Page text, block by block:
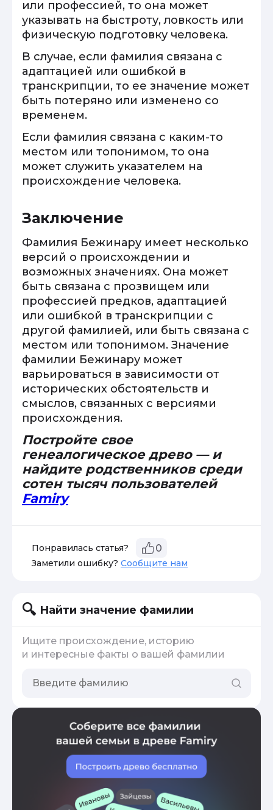
или профессией, то она может
указывать на быстроту, ловкость или
физическую подготовку человека.
В случае, если фамилия связана с
адаптацией или ошибкой в
транскрипции, то ее значение может
быть потеряно или изменено со
временем.
Если фамилия связана с каким-то
местом или топонимом, то она
может служить указателем на
происхождение человека.
Заключение
Фамилия Бежинару имеет несколько
версий о происхождении и
возможных значениях. Она может
быть связана с прозвищем или
профессией предков, адаптацией
или ошибкой в транскрипции с
другой фамилией, или быть связана с
местом или топонимом. Значение
фамилии Бежинару может
варьироваться в зависимости от
исторических обстоятельств и
смыслов, связанных с версиями
происхождения.
Постройте свое
генеалогическое древо — и
найдите родственников среди
сотен тысяч пользователей
Famiry
Понравилась статья? 0
Заметили ошибку? Сообщите нам
Найти значение фамилии
Ищите происхождение, историю
и интересные факты о вашей фамилии